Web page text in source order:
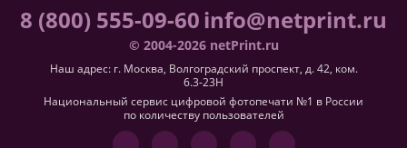
8 (800) 555-09-60info@netprint.ru
© 2004-2026 netPrint.ru
Наш адрес: г. Москва, Волгоградский проспект, д. 42, ком.
6.3-23H
Национальный сервис цифровой фотопечати №1 в России
по количеству пользователей